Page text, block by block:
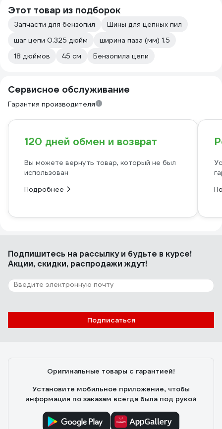
Этот товар из подборок
Запчасти для бензопил
Шины для цепных пил
шаг цепи 0.325 дюйм
ширина паза (мм) 1.5
18 дюймов
45 см Бензопила цепи
Сервисное обслуживание
Гарантия производителя
120 дней обмен и возврат
Вы можете вернуть товар, который не был
использован
Подробнее
Подпишитесь на рассылкуи будьте в курсе!
Акции, скидки, распродажи ждут!
Подписаться
Оригинальные товары с гарантией!
Установите мобильное приложение, чтобы
информация по заказам всегда была под рукой